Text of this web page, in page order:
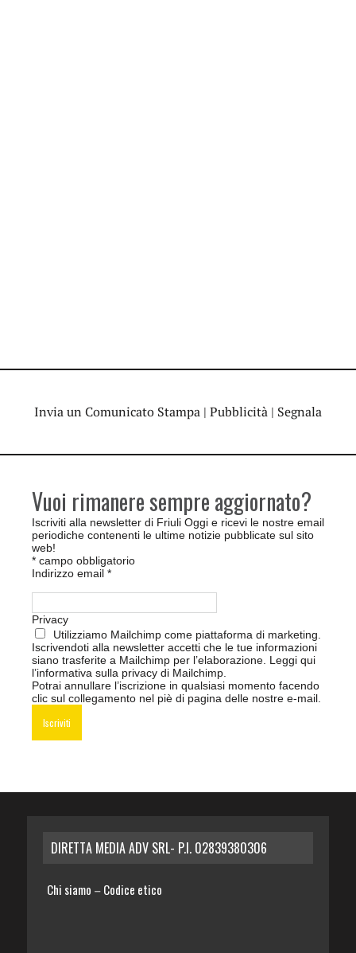
Invia un Comunicato Stampa | Pubblicità | Segnala
Vuoi rimanere sempre aggiornato?
Iscriviti alla newsletter di Friuli Oggi e ricevi le nostre email
periodiche contenenti le ultime notizie pubblicate sul sito
web!
* campo obbligatorio
Indirizzo email *
Privacy
Utilizziamo Mailchimp come piattaforma di marketing.
Iscrivendoti alla newsletter accetti che le tue informazioni
siano trasferite a Mailchimp per l’elaborazione. Leggi qui
l’informativa sulla privacy di Mailchimp
Potrai annullare l’iscrizione in qualsiasi momento facendo
clic sul collegamento nel piè di pagina delle nostre e-mail.
DIRETTA MEDIA ADV SRL- P.I. 02839380306
Chi siamo – Codice etico